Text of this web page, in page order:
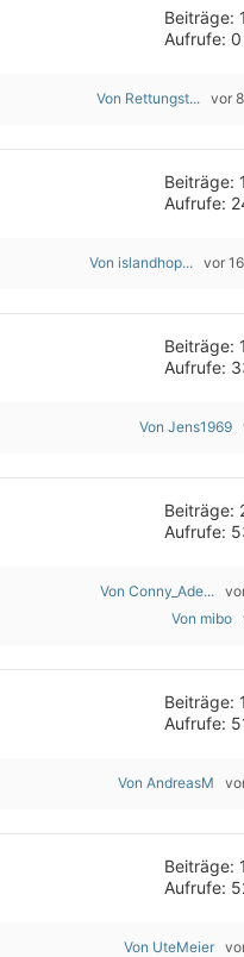
Beiträge: 1
Aufrufe: 0
Von Rettungst... vor
Beiträge: 1
Aufrufe:
Von islandhop... vor
Beiträge: 1
Aufrufe:
Von Jens1969
Beiträge:
Aufrufe:
Von Conny_Ade...
Von mibo
Beiträge: 1
Aufrufe:
Von AndreasM
Beiträge: 1
Aufrufe:
Von UteMeier